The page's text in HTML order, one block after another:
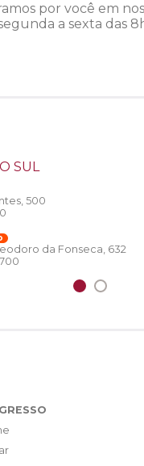
por você em
a sexta das
SUL
500
da Fonseca, 632